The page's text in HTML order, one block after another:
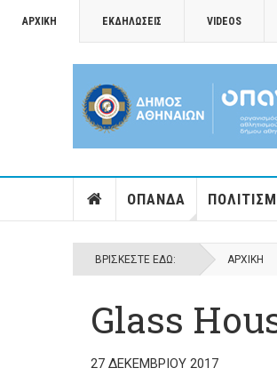
ΑΡΧΙΚΉ ΕΚΔΗΛΏΣΕΙΣ VIDEOS
ΟΠΑΝΔΑ
ΒΡΊΣΚΕΣΤΕ ΕΔΏ: ΑΡΧΙΚΉ
Glass
27 ΔΕΚΕΜΒΡΊΟΥ 2017